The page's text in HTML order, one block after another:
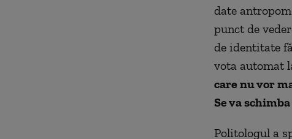
date
punct de
de identitate
vota automat
care nu vor
Se va
Politologul a